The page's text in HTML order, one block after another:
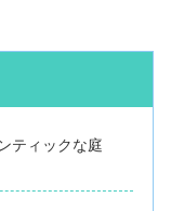
ティックな庭